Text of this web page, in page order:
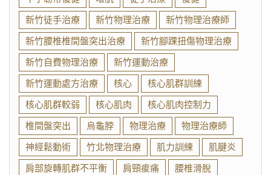
新竹徒手治療
新竹物理治療
新竹物理治療師
新竹腰椎椎間盤突出治療
新竹腳踝扭傷物理治療
新竹自費物理治療
新竹運動治療
新竹運動處方治療
核心
核心肌群訓練
核心肌群較弱
核心肌肉
核心肌肉控制力
椎間盤突出
烏龜脖 物理治療
物理治療師
神經鬆動術
竹北物理治療 肌力訓練
肌腱炎
肩部旋轉肌群不平衡
肩頸痠痛
腰椎滑脫